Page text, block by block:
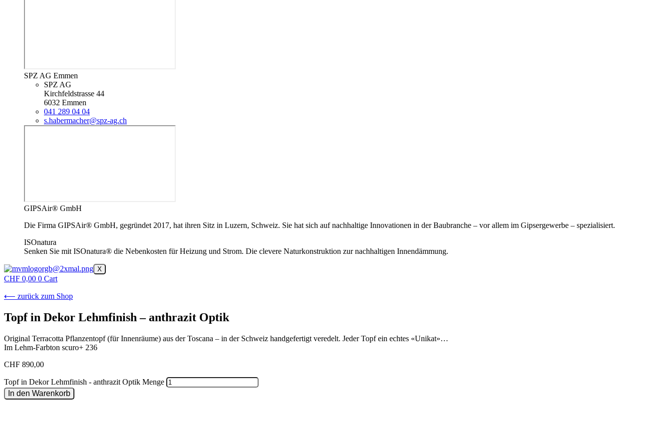
SPZ AG Emmen
SPZ AG
Kirchfeldstrasse 44
6032 Emmen
041 289 04 04
s.habermacher@spz-ag.ch
GIPSAir® GmbH
Die Firma GIPSAir® GmbH, gegründet 2017, hat ihren Sitz in Luzern, Schweiz. Sie hat sich auf nachhaltige Innovationen in der Baubranche – vor allem im Gipsergewerbe – spezialisiert.
ISOnatura
Senken Sie mit ISOnatura® die Nebenkosten für Heizung und Strom. Die clevere Naturkonstruktion zur nachhaltigen Innendämmung.
X
CHF 0,00 0 Cart
⟵ zurück zum Shop
Topf in Dekor Lehmfinish – anthrazit Optik
Original Terracotta Pflanzentopf (für Innenräume) aus der Toscana – in der Schweiz handgefertigt veredelt. Jeder Topf ein echtes «Unikat»…
Im Lehm-Farbton scuro+ 236
CHF 890,00
Topf in Dekor Lehmfinish - anthrazit Optik Menge
In den Warenkorb